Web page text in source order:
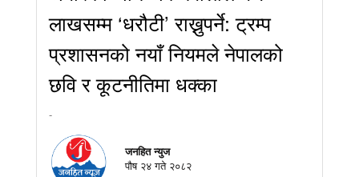
लाखसम्म ‘धरौटी’ राख्नुपर्ने: ट्रम्प
प्रशासनको नयाँ नियमले नेपालको
छवि र कूटनीतिमा धक्का
-
जनहित न्युज
पौष २४ गते २०८२